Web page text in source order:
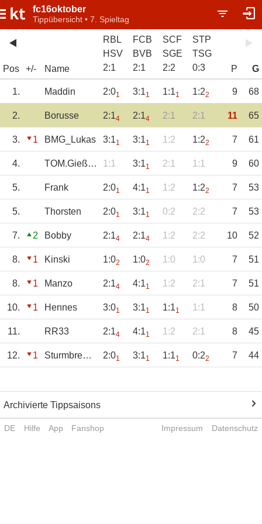
fc16oktober
Tippübersicht • 7. Spieltag
Pos +/- Name
RBL
HSV
2:1
FCB
BVB
2:1
SCF
SGE
2:2
STP
TSG
0:3 P G
1. Maddin 2:01 3:11 1:11 1:22 9 68
2. Borusse 2:14 2:14 2:1 2:1 11 65
3. 1 BMG_Lukas 3:11 3:11 1:2 1:22 7 61
4. TOM.Gießen 1:1 3:11 2:1 1:1 9 60
5. Frank 2:01 4:11 1:2 1:22 7 53
5. Thorsten 2:01 3:11 0:2 2:2 7 53
7. 2 Bobby 2:14 2:14 1:2 2:2 10 52
8. 1 Kinski 1:02 1:02 1:0 1:0 7 51
8. 1 Manzo 2:14 4:11 1:2 2:1 7 51
10. 1 Hennes 3:01 3:11 1:11 1:1 8 50
11. RR33 2:14 4:11 1:2 2:1 8 45
12. 1 Sturmbremse 2:01 3:11 1:11 0:22 7 44
Archivierte Tippsaisons
DE Hilfe App Fanshop Impressum Datenschutz